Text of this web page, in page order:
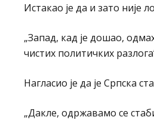
Истакао је да и зато није
„Запад, кад је дошао,
чистих политичких
Нагласио је да је Српска
„Дакле, одржавамо се